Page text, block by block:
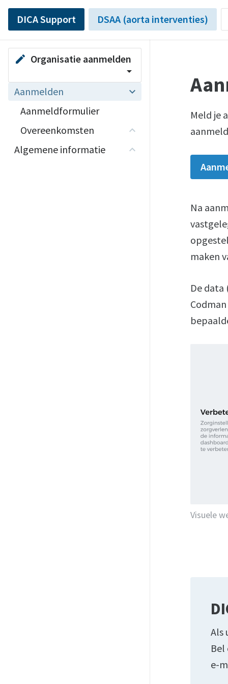
DICA Support DSAA (aorta interventies)
edit Organisatie aanmelden
arrow_drop_down
Aanmelden
Aanmeldformulier
Overeenkomsten
Algemene informatie
Meld je
Na
maken
De data
Visuele
Als
e-